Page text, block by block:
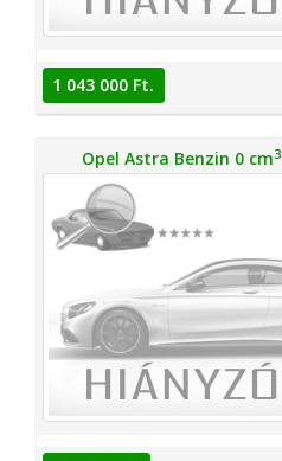
1 043 000 Ft.
Opel Astra Benzin 0 cm3